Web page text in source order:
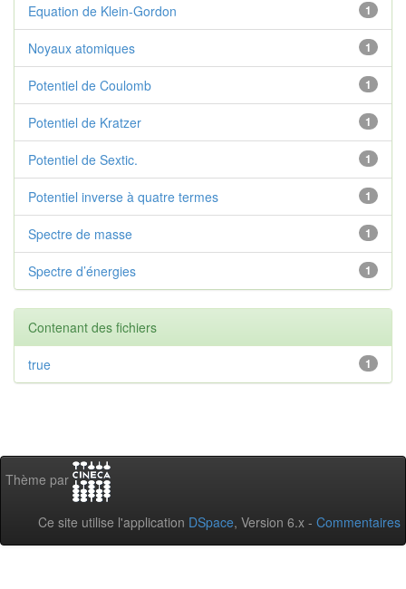
1
Equation de Klein-Gordon
1
Noyaux atomiques
1
Potentiel de Coulomb
1
Potentiel de Kratzer
1
Potentiel de Sextic.
1
Potentiel inverse à quatre termes
1
Spectre de masse
1
Spectre d’énergies
Contenant des fichiers
1
true
Thème par
Ce site utilise l'application DSpace, Version 6.x - Commentaires